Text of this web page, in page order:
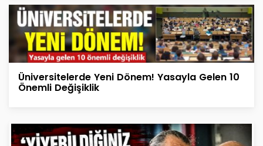
Üniversitelerde Yeni Dönem! Yasayla Gelen 10
Önemli Değişiklik